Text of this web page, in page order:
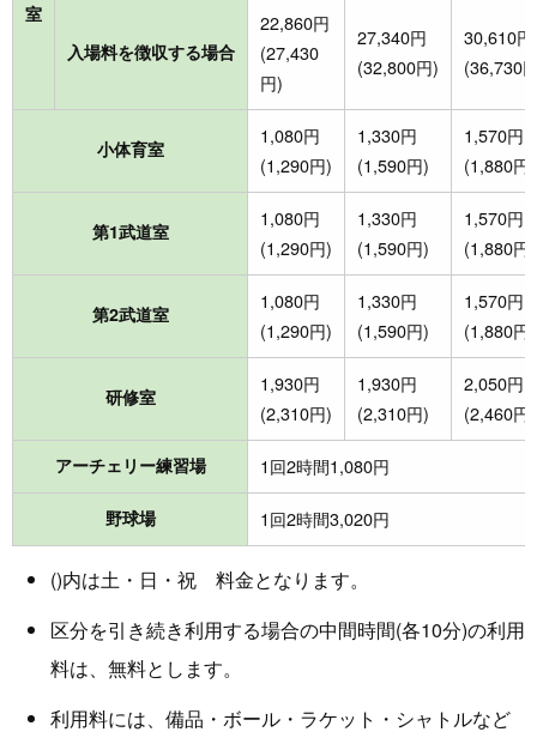
室
入場料を徴収する場合
22,860円
(27,430
円)
27,340円
(32,800円)
30,610円
(36,730
小体育室
1,080円
(1,290円)
1,330円
(1,590円)
1,570円
(1,880円)
第1武道室
1,080円
(1,290円)
1,330円
(1,590円)
1,570円
(1,880円)
第2武道室
1,080円
(1,290円)
1,330円
(1,590円)
1,570円
(1,880円)
研修室
1,930円
(2,310円)
1,930円
(2,310円)
2,050円
(2,460円)
アーチェリー練習場 1回2時間1,080円
野球場 1回2時間3,020円
()内は土・日・祝 料金となります。
区分を引き続き利用する場合の中間時間(各10分)の利用
料は、無料とします。
利用料には、備品・ボール・ラケット・シャトルなど